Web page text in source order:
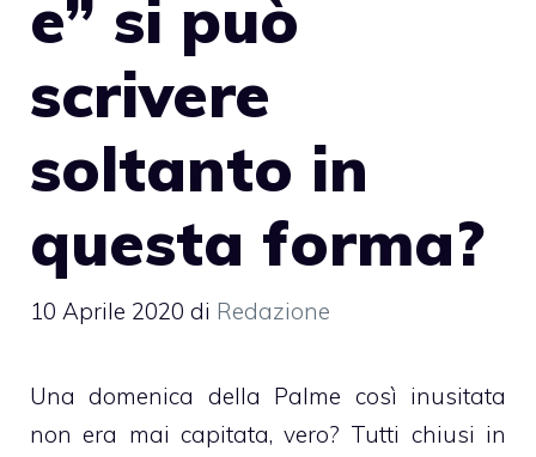
e” si può
scrivere
soltanto in
questa forma?
10 Aprile 2020 di Redazione
Una domenica della Palme così inusitata
non era mai capitata, vero? Tutti chiusi in